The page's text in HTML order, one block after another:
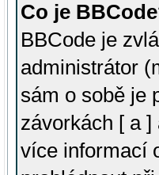
Co je
BBCode je
administrátor
sám o sobě je
závorkách [ a
více informací